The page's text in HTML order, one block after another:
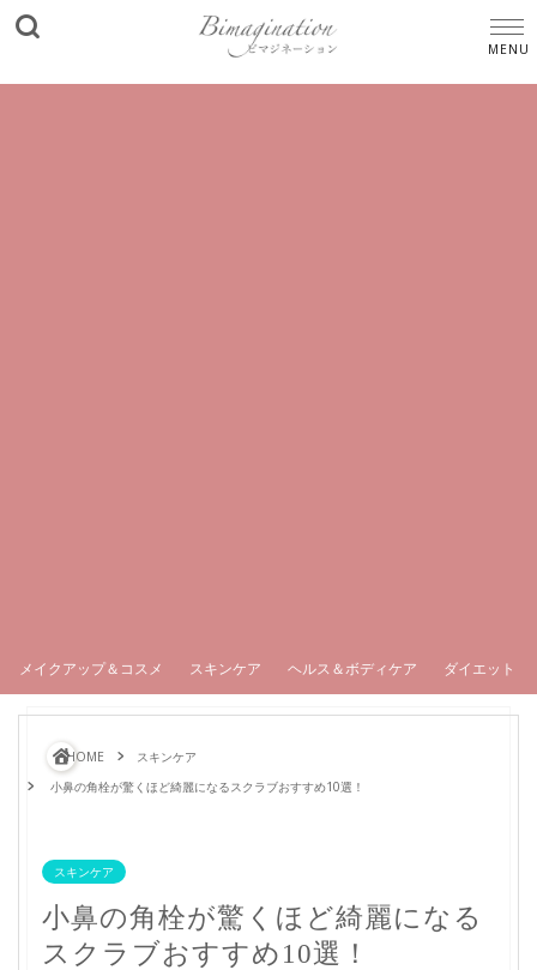
メイクアップ＆コスメ スキンケア ヘルス＆ボディケア ダイエット
HOME
スキンケア
小鼻の角栓が驚くほど綺麗になるスクラブおすすめ10選！
スキンケア
小鼻の角栓が驚くほど綺麗になる
スクラブおすすめ10選！